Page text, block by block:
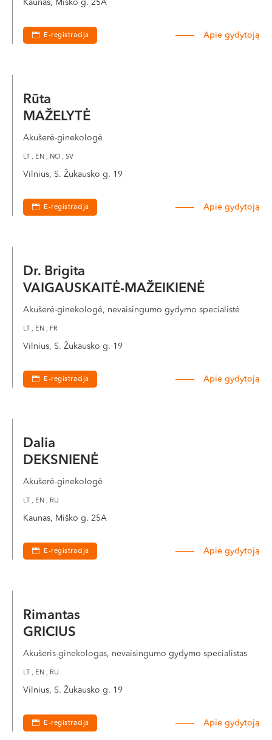
Kaunas, Miško g. 25A
E-registracija Apie gydytoją
Rūta
MAŽELYTĖ
Akušerė-ginekologė
LT , EN , NO , SV
Vilnius, S. Žukausko g. 19
E-registracija Apie gydytoją
Dr. Brigita
VAIGAUSKAITĖ-MAŽEIKIENĖ
Akušerė-ginekologė, nevaisingumo gydymo specialistė
LT , EN , FR
Vilnius, S. Žukausko g. 19
E-registracija Apie gydytoją
Dalia
DEKSNIENĖ
Akušerė-ginekologė
LT , EN , RU
Kaunas, Miško g. 25A
E-registracija Apie gydytoją
Rimantas
GRICIUS
Akušeris-ginekologas, nevaisingumo gydymo specialistas
LT , EN , RU
Vilnius, S. Žukausko g. 19
E-registracija Apie gydytoją